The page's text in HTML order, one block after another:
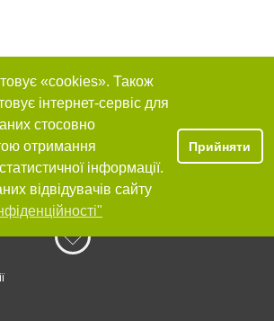
«cookies». Також
інтернет-сервіс для
стосовно
отримання
інформації.
відвідувачів сайту
Прийняти